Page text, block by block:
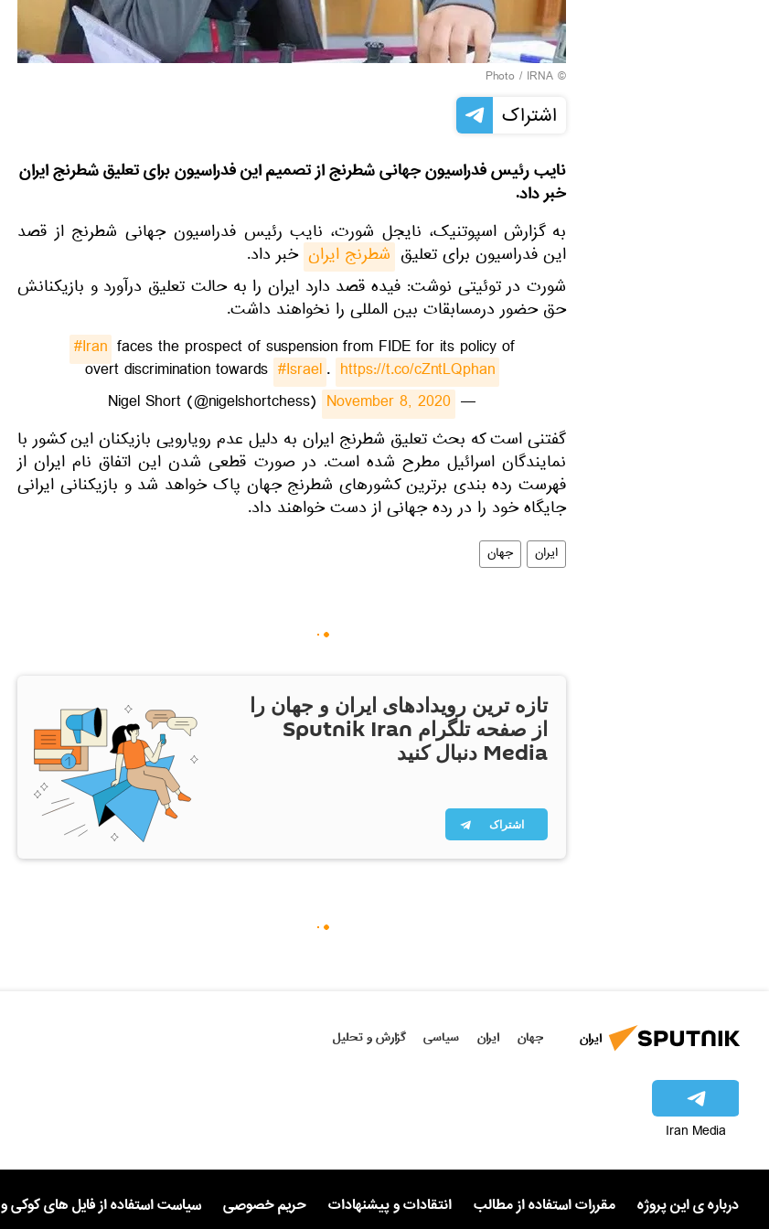
© Photo /
IRNA
اشتراک
نایب رئیس فدراسیون جهانی شطرنج از تصمیم این فدراسیون برای تعلیق شطرنج ایران
خبر داد.
به گزارش اسپوتنیک، نایجل شورت، نایب رئیس فدراسیون جهانی شطرنج از قصد
این فدراسیون برای تعلیق شطرنج ایران خبر داد.
شورت در توئیتی نوشت: فیده قصد دارد ایران را به حالت تعلیق درآورد و بازیکنانش
حق حضور درمسابقات بین المللی را نخواهند داشت.
#Iran faces the prospect of suspension from FIDE for its policy of
overt discrimination towards #Israel . https://t.co/cZntLQphan
— Nigel Short (@nigelshortchess)
November 8, 2020
گفتنی است که بحث تعلیق شطرنج ایران به دلیل عدم رویارویی بازیکنان این کشور با
نمایندگان اسرائیل مطرح شده است. در صورت قطعی شدن این اتفاق نام ایران از
فهرست رده بندی برترین کشورهای شطرنج جهان پاک خواهد شد و بازیکنانی ایرانی
جایگاه خود را در رده جهانی از دست خواهند داد.
ایران جهان
تازه ترین رویدادهای ایران و جهان را
از صفحه تلگرام Sputnik Iran
Media دنبال کنید
اشتراک
ایران جهان ایران سیاسی گزارش و تحلیل
Iran Media
درباره ی این پروژه مقررات استفاده از مطالب انتقادات و پیشنهادات حریم خصوصی سیاست استفاده از فایل های کوکی